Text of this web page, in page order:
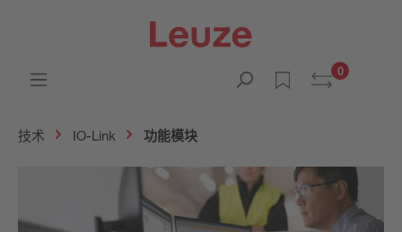
0
技术 IO-Link 功能模块